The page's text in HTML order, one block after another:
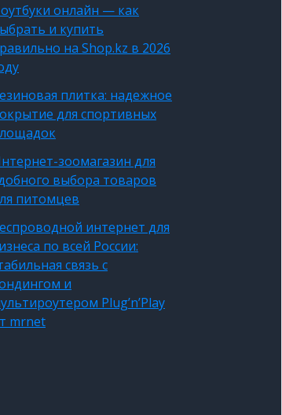
онлайн — как
и купить
на Shop.kz в 2026
плитка: надежное
для спортивных
зоомагазин для
выбора товаров
питомцев
интернет для
по всей России:
связь с
и
Plug’n’Play
mrnet